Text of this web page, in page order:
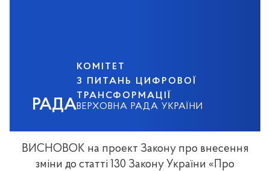
РАДА
КОМІТЕТ
З ПИТАНЬ ЦИФРОВОЇ
ТРАНСФОРМАЦІЇ
ВЕРХОВНА РАДА УКРАЇНИ
ВИСНОВОК на проект Закону про внесення
зміни до статті 130 Закону України «Про